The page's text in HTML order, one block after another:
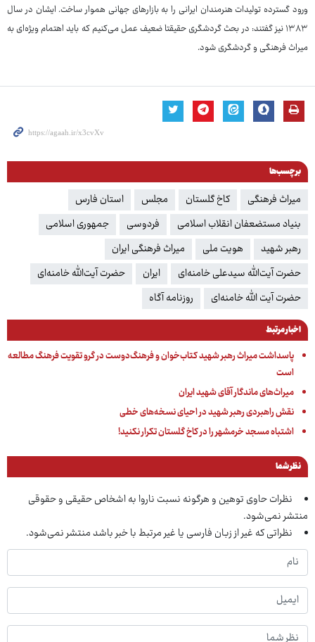
ورود گسترده تولیدات هنرمندان ایرانی را به بازارهای جهانی هموار ساخت. ایشان در سال
۱۳۸۳ نیز گفتند: در بحث گردشگری حقیقتا ضعیف عمل می‌کنیم که باید اهتمام ویژه‌ای به
میراث فرهنگی و گردشگری شود.
برچسب‌ها
میراث فرهنگی کاخ گلستان مجلس
استان فارس
بنیاد مستضعفان انقلاب اسلامی
فردوسی
جمهوری اسلامی
رهبر شهید
هویت ملی
میراث فرهنگی ایران
حضرت آیت‌الله سیدعلی خامنه‌ای
ایران
حضرت آیت‌الله خامنه‌ای
حضرت آیت الله خامنه‌ای
روزنامه آگاه
اخبار مرتبط
پاسداشت میراث رهبر شهید کتاب‌خوان و فرهنگ‌دوست در گرو تقویت فرهنگ مطالعه
است
میراث‌های ماندگار آقای شهید ایران
نقش راهبردی رهبر شهید در احیای نسخه‌های خطی
اشتباه مسجد خرمشهر را در کاخ گلستان تکرار نکنید!
نظر شما
نظرات حاوی توهین و هرگونه نسبت ناروا به اشخاص حقیقی و حقوقی
منتشر نمی‌شود.
نظراتی که غیر از زبان فارسی یا غیر مرتبط با خبر باشد منتشر نمی‌شود.